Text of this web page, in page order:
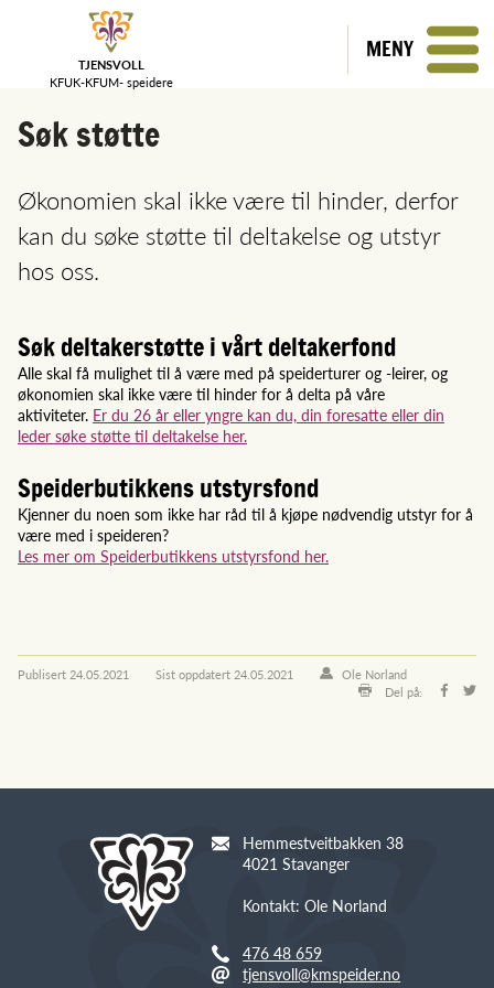
TJENSVOLL
KFUK-KFUM- speidere
MENY
Søk støtte
Økonomien skal ikke være til hinder, derfor
kan du søke støtte til deltakelse og utstyr
hos oss.
Søk deltakerstøtte i vårt deltakerfond
Alle skal få mulighet til å være med på speiderturer og -leirer, og
økonomien skal ikke være til hinder for å delta på våre
aktiviteter. Er du 26 år eller yngre kan du, din foresatte eller din
leder søke støtte til deltakelse her.
Speiderbutikkens utstyrsfond
Kjenner du noen som ikke har råd til å kjøpe nødvendig utstyr for å
være med i speideren?
Les mer om Speiderbutikkens utstyrsfond her.
Publisert 24.05.2021 Sist oppdatert 24.05.2021
Ole Norland
Del på:
Hemmestveitbakken 38
4021 Stavanger
Kontakt: Ole Norland
476 48 659
tjensvoll@kmspeider.no